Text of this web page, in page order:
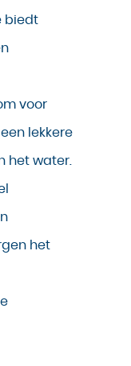
biedt
voor
lekkere
het water.
het